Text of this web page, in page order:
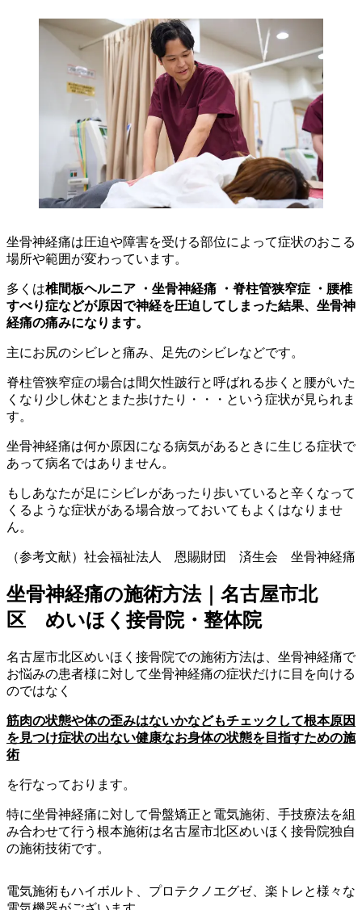
坐骨神経痛は圧迫や障害を受ける部位によって症状のおこる
場所や範囲が変わっています。
多くは椎間板ヘルニア ・坐骨神経痛 ・脊柱管狭窄症 ・腰椎
すべり症などが原因で神経を圧迫してしまった結果、坐骨神
経痛の痛みになります。
主にお尻のシビレと痛み、足先のシビレなどです。
脊柱管狭窄症の場合は間欠性跛行と呼ばれる歩くと腰がいた
くなり少し休むとまた歩けたり・・・という症状が見られま
す。
坐骨神経痛は何か原因になる病気があるときに生じる症状で
あって病名ではありません。
もしあなたが足にシビレがあったり歩いていると辛くなって
くるような症状がある場合放っておいてもよくはなりませ
ん。
（参考文献）社会福祉法人 恩賜財団 済生会 坐骨神経痛
坐骨神経痛の施術方法｜名古屋市北
区 めいほく接骨院・整体院
名古屋市北区めいほく接骨院での施術方法は、坐骨神経痛で
お悩みの患者様に対して坐骨神経痛の症状だけに目を向ける
のではなく
筋肉の状態や体の歪みはないかなどもチェックして根本原因
を見つけ症状の出ない健康なお身体の状態を目指すための施
術
を行なっております。
特に坐骨神経痛に対して骨盤矯正と電気施術、手技療法を組
み合わせて行う根本施術は名古屋市北区めいほく接骨院独自
の施術技術です。
電気施術もハイボルト、プロテクノエグゼ、楽トレと様々な